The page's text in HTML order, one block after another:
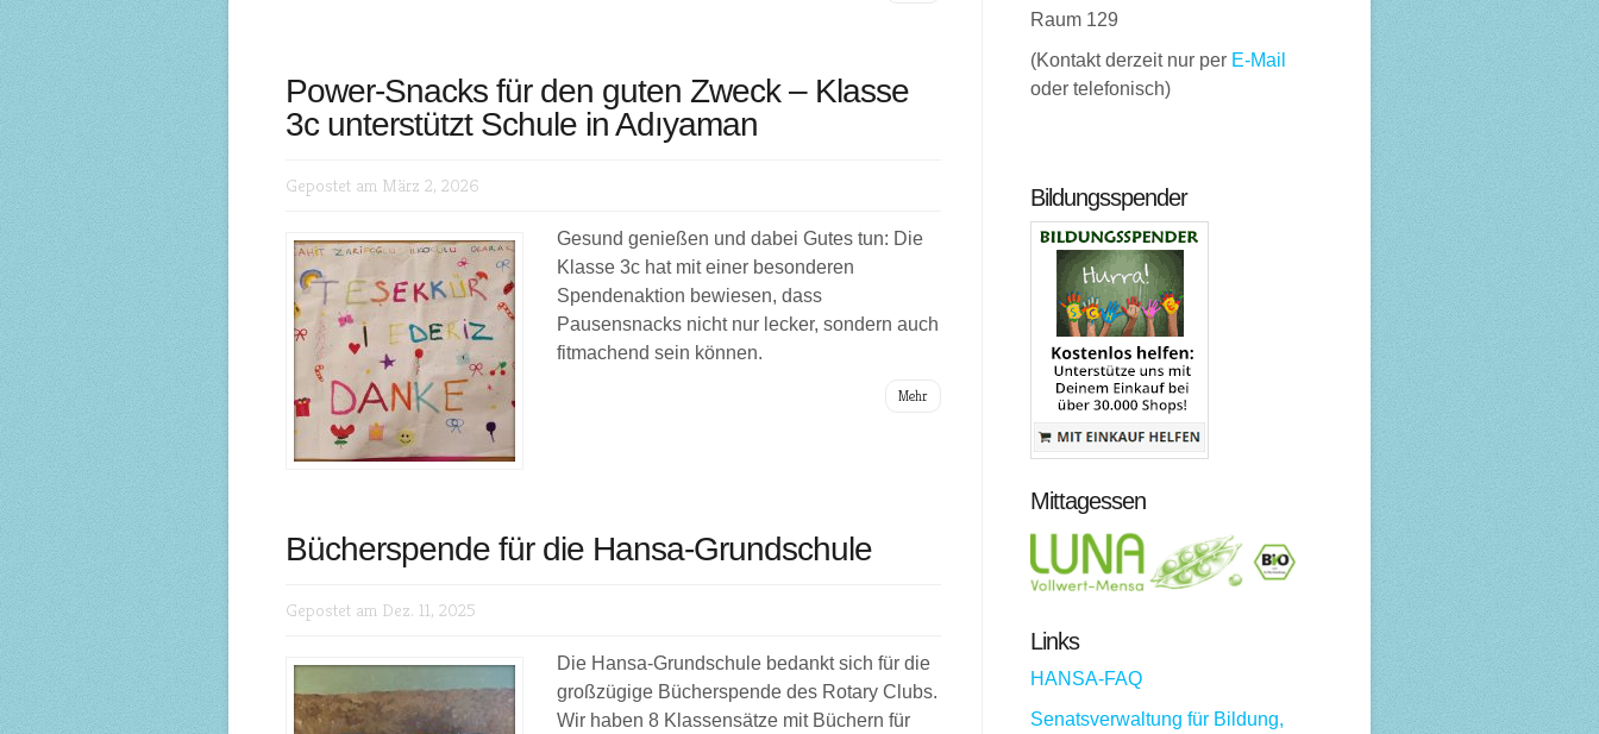
Power-Snacks für den guten Zweck – Klasse
3c unterstützt Schule in Adıyaman
Gepostet am März 2, 2026
Gesund genießen und dabei Gutes tun: Die
Klasse 3c hat mit einer besonderen
Spendenaktion bewiesen, dass
Pausensnacks nicht nur lecker, sondern auch
fitmachend sein können.
Mehr
Bücherspende für die Hansa-Grundschule
Gepostet am Dez. 11, 2025
Die Hansa-Grundschule bedankt sich für die
großzügige Bücherspende des Rotary Clubs.
Wir haben 8 Klassensätze mit Büchern für
Raum 129
(Kontakt derzeit nur per E-Mail
oder telefonisch)
Bildungsspender
Mittagessen
Links
HANSA-FAQ
Senatsverwaltung für Bildung,